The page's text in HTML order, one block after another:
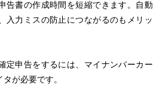
告書の作成時間を短縮できます。自動
入力ミスの防止につながるのもメリッ
定申告をするには、マイナンバーカー
が必要です。